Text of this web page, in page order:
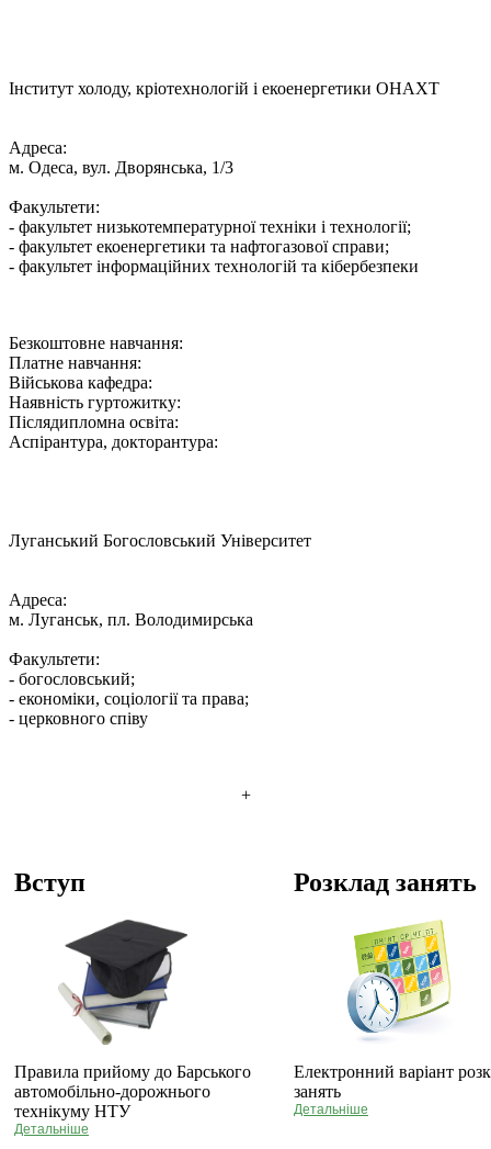
Інститут холоду, кріотехнологій і екоенергетики ОНАХТ
Адреса:
м. Одеса, вул. Дворянська, 1/3
Факультети:
- факультет низькотемпературної техніки і технології;
- факультет екоенергетики та нафтогазової справи;
- факультет інформаційних технологій та кібербезпеки
Безкоштовне навчання:
Платне навчання:
Військова кафедра:
Наявність гуртожитку:
Післядипломна освіта:
Аспірантура, докторантура:
Луганський Богословський Університет
Адреса:
м. Луганськ, пл. Володимирська
Факультети:
- богословський;
- економіки, соціології та права;
- церковного співу
+
Вступ
Правила прийому до Барського
автомобільно-дорожнього
технікуму НТУ
Детальніше
Розклад занять
Електронний варіант
занять
Детальніше